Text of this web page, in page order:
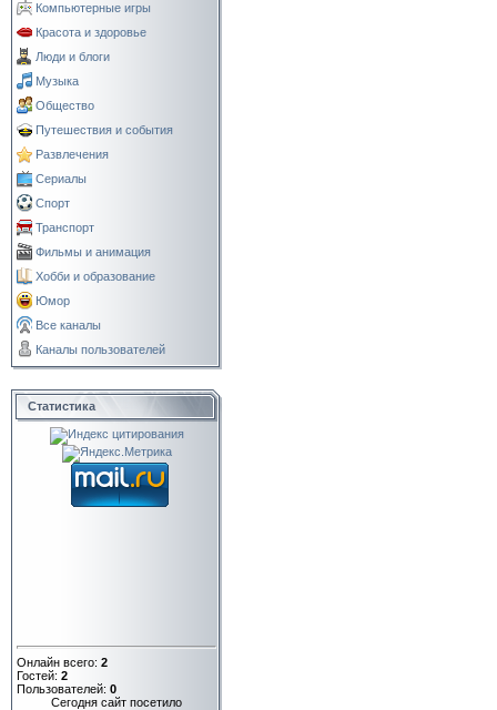
Компьютерные игры
Красота и здоровье
Люди и блоги
Музыка
Общество
Путешествия и события
Развлечения
Сериалы
Спорт
Транспорт
Фильмы и анимация
Хобби и образование
Юмор
Все каналы
Каналы пользователей
Статистика
Онлайн всего: 2
Гостей: 2
Пользователей: 0
Сегодня сайт посетило